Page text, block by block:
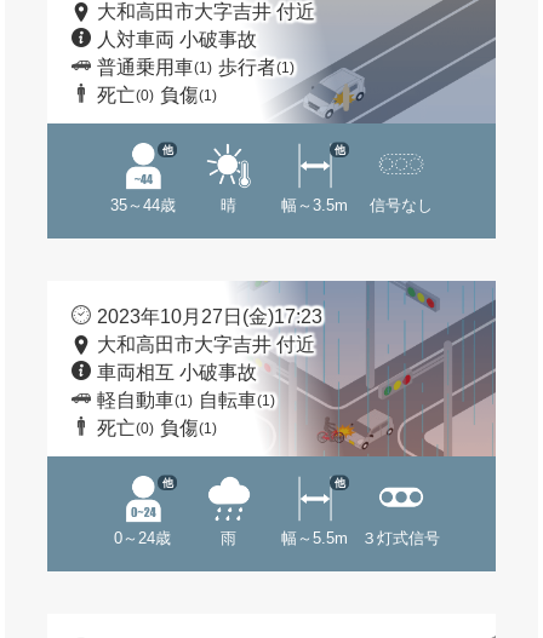
大和高田市大字吉井 付近
人対車両 小破事故
普通乗用車(1) 歩行者(1)
死亡(0) 負傷(1)
35～44歳
他
晴 幅～3.5m
他
信号なし
2023年10月27日(金)17:23
大和高田市大字吉井 付近
車両相互 小破事故
軽自動車(1) 自転車(1)
死亡(0) 負傷(1)
0～24歳
他
雨 幅～5.5m
他
３灯式信号